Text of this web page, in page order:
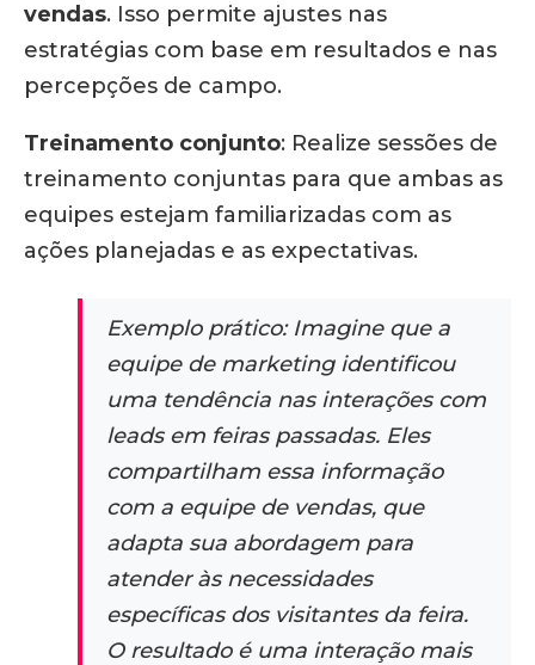
vendas. Isso permite ajustes nas
estratégias com base em resultados e nas
percepções de campo.
Treinamento conjunto: Realize sessões de
treinamento conjuntas para que ambas as
equipes estejam familiarizadas com as
ações planejadas e as expectativas.
Exemplo prático: Imagine que a
equipe de marketing identificou
uma tendência nas interações com
leads em feiras passadas. Eles
compartilham essa informação
com a equipe de vendas, que
adapta sua abordagem para
atender às necessidades
específicas dos visitantes da feira.
O resultado é uma interação mais